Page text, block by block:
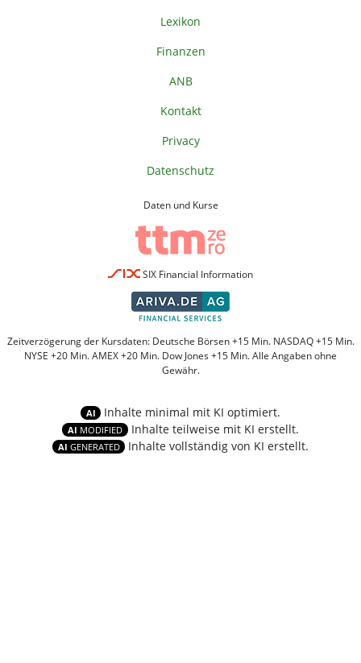
Lexikon
Finanzen
ANB
Kontakt
Privacy
Datenschutz
Daten und Kurse
SIX Financial Information
Zeitverzögerung der Kursdaten: Deutsche Börsen +15 Min. NASDAQ +15 Min.
NYSE +20 Min. AMEX +20 Min. Dow Jones +15 Min. Alle Angaben ohne
Gewähr.
AI Inhalte minimal mit KI optimiert.
AI MODIFIED Inhalte teilweise mit KI erstellt.
AI GENERATED Inhalte vollständig von KI erstellt.